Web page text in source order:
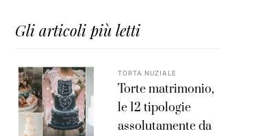
Gli articoli più letti
TORTA NUZIALE
Torte matrimonio,
le 12 tipologie
assolutamente da